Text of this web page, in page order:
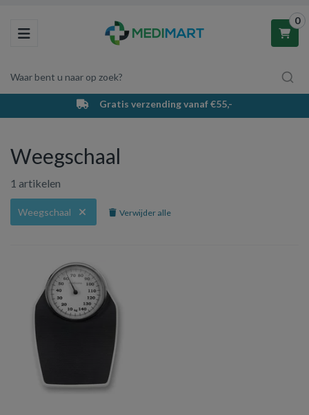
Toggle navigation
Waar bent u naar op zoek?
0
Winkelwagen
Uw winkelwagen is leeg.
Gratis verzending vanaf €55,-
Weegschaal
1 artikelen
Weegschaal Verwijder alle